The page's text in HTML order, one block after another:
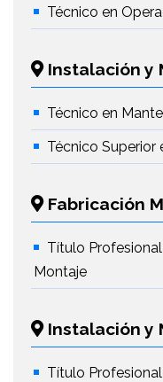
Técnico en
Instalación y
Técnico en
Técnico Superior
Fabricación
Título
Montaje
Instalación y
Título